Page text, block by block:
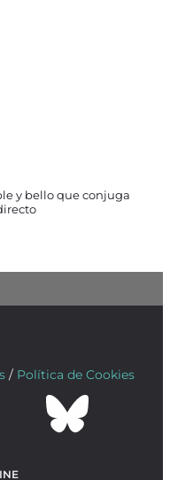
y bello que conjuga
/ Política de Cookies